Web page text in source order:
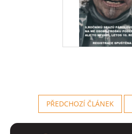
PŘEDCHOZÍ ČLÁNEK